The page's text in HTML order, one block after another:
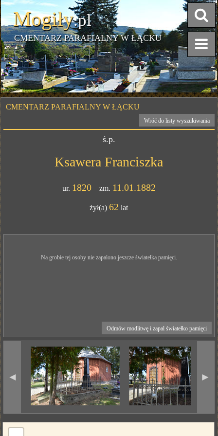
Mogiły.pl
CMENTARZ PARAFIALNY W ŁĄCKU
CMENTARZ PARAFIALNY W ŁĄCKU
Wróć do listy wyszukiwania
ś.p.
Ksawera Franciszka
ur. 1820zm. 11.01.1882
żył(a) 62 lat
Na grobie tej osoby nie zapalono jeszcze światełka pamięci.
Odmów modlitwę i zapal światełko pamięci
◄ ►